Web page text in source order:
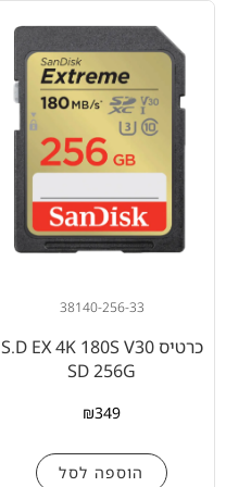
38140-256-33
כרטיס S.D EX 4K 180S V30
SD 256G
₪349
הוספה לסל